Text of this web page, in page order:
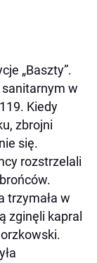
„Baszty”.
w
Kiedy
zbrojni
się.
rozstrzelali
trzymała w
zginęli kapral